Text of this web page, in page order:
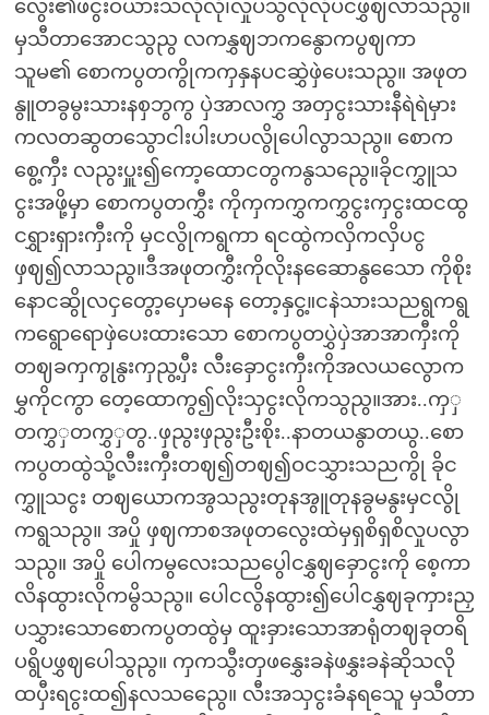
လွေး၏ဖငွးဝယားသလိုလို၊လှုပသွလိုလိုပငဖွှဈလာသညွ။
မှသီတာအောငသွညွ လကနွှဈဘကနွောကပွဈကာ
သူမ၏ စောကပွတကွိုကကှနှနပငဆွှဲဖှဲပေးသညွ။ အဖုတ
နွူတခွမွးသားနစှဘွကွ ပှဲအာလကွှ အတှငွးသားနီရဲရဲမှား
ကလတဆွတသွောငါးပါးဟပလွိုပေါလွာသညွ။ စောက
စွေ့ကှီး လညွးပှူး၍ကော့ထောငတွကနွသညွေ။ခိုငကွှူသ
ငွးအဖို့မှာ စောကပွတကွှီး ကိုကှကကွှကကွှငွးကှငွးထငထွ
ငရွှားရှားကှီးကို မှငလွိုကရွကာ ရငထွဲကလှိကလှိပငွ
ဖှဈ၍လာသညွ။ဒီအဖုတကွှီးကိုလိုးနဆေောနွသေော ကိုစိုး
နောငဆွိုလငှတွော့ပှောမနေ တော့နှငွ့။ငနဲသားသညရွကရွ
ကရွောရောဖှဲပေးထားသော စောကပွတပွှဲပှဲအာအာကှီးကို
တဈခကှကွုနွးကှညွ့ပှီး လီးခှောငွးကှီးကိုအလယလွောက
မွှကိုငကွာ တေ့ထောကွ၍လိုးသှငွးလိုကသွညွ။အား..ကှှ
တကွှှတကွှှတွ..ဖှညွးဖှညွးဦးစိုး..နာတယနွာတယွ..စော
ကပွတထွဲသို့လီးးကှီးတဈ၍တဈ၍ဝငသွှားသညကွို ခိုင
ကွှူသငွး တဈယောကအွသညွးတုနအွူတုနခွမနွးမှငလွို
ကရွသညွ။ အပှို ဖှဈကာစအဖုတလွေးထဲမှရှစိရှစိလှုပလွာ
သညွ။ အပှို ပေါကမွလေးသညပွေါငနွှဈခှောငွးကို စေ့ကာ
လိနထွားလိုကမွိသညွ။ ပေါငလွိနထွား၍ပေါငနွှဈခုကှားညှ
ပသွှားသောစောကပွတထွဲမှ ထူးခှားသောအာရုံတဈခုတရိ
ပရွိပဖွှဈပေါသွညွ။ ကှကသွီးတှဖနွှေးခနဲဖနွှးခနဲဆိုသလို
ထပှီးရငွးထ၍နလသညွေေ။ လီးအသှငွးခံနရသေူ မှသီတာ